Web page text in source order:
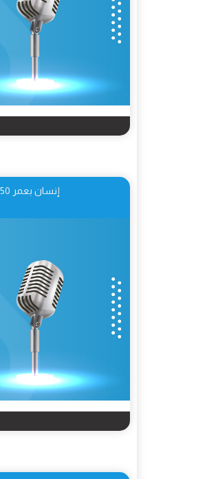
إنسان بعمر 250 سنة | بعثة النبي.. النّظام النموذجيّ للحكم 03